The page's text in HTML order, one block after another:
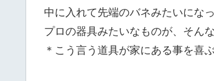
中に入れて先端のバネみたいにな
プロの器具みたいなものが、そん
＊こう言う道具が家にある事を喜